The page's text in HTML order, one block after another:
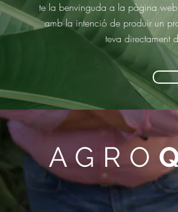
te la benvinguda a la pàgina
amb la intenció de produir un
teva directament
AGRO